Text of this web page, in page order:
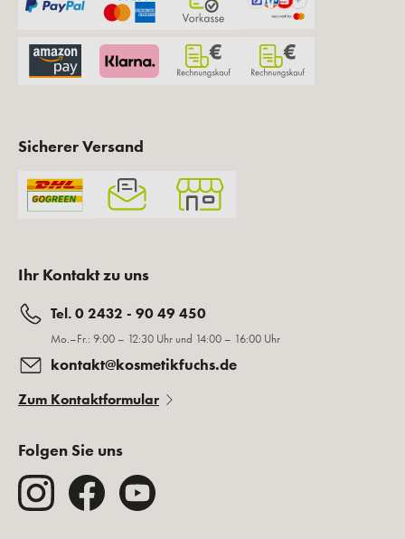
Sicherer Versand
Ihr Kontakt zu uns
Tel. 0 2432 - 90 49 450
Mo.–Fr.: 9:00 – 12:30 Uhr und 14:00 – 16:00 Uhr
kontakt@kosmetikfuchs.de
Zum Kontaktformular
Folgen Sie uns